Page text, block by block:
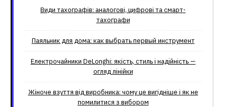
Види тахографів: аналогові, цифрові та смарт-
тахографи
Паяльник для дома: как выбрать первый инструмент
Електрочайники DeLonghi: якість, стиль і надійність —
огляд лінійки
Жіноче взуття від виробника: чому це вигідніше і як не
помилитися з вибором